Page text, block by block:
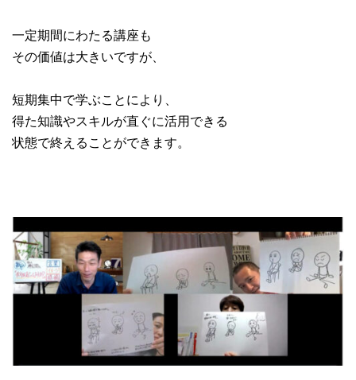
一定期間にわたる講座も
その価値は大きいですが、
短期集中で学ぶことにより、
得た知識やスキルが直ぐに活用できる
状態で終えることができます。